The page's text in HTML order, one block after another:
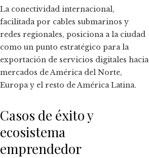
La conectividad internacional,
facilitada por cables submarinos y
redes regionales, posiciona a la ciudad
como un punto estratégico para la
exportación de servicios digitales hacia
mercados de América del Norte,
Europa y el resto de América Latina.
Casos de éxito y
ecosistema
emprendedor